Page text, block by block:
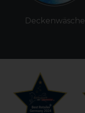
Deckenwäsche